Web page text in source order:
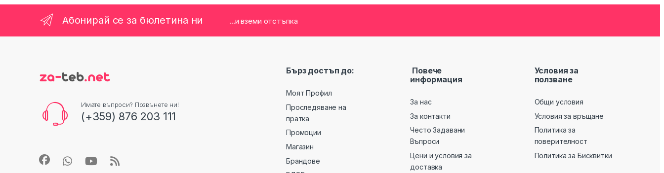
Абонирай се за бюлетина ни ...и вземи отстъпка
Имате въпроси? Позвънете ни!
(+359) 876 203 111
Бърз достъп до:
Моят Профил
Проследяване на
пратка
Промоции
Магазин
Брандове
Повече
информация
За нас
За контакти
Често Задавани
Въпроси
Цени и условия за
доставка
Условия за
ползване
Общи условия
Условия за връщане
Политика за
поверителност
Политика за Бисквитки